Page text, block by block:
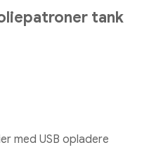
tank
med USB opladere